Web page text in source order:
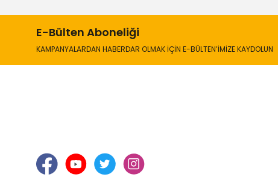
E-Bülten Aboneliği
KAMPANYALARDAN HABERDAR OLMAK İÇİN E-BÜLTEN’İMİZE KAYDOLUN